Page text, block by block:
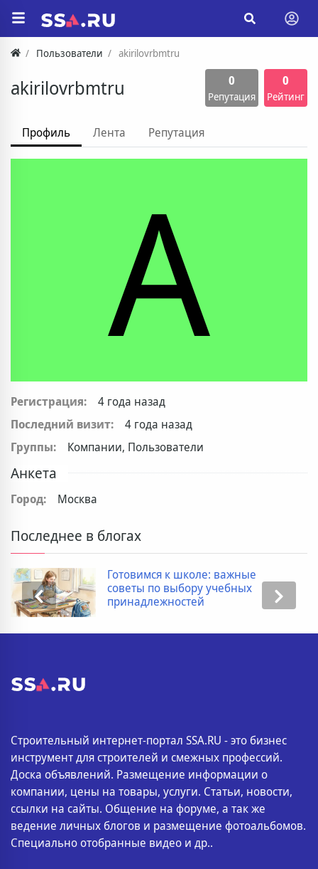
Пользователи akirilovrbmtru
akirilovrbmtru 0
Репутация
0
Рейтинг
Профиль Лента Репутация
A
Регистрация:
4 года назад
Последний визит:
4 года назад
Группы:
Компании, Пользователи
Анкета
Город: Москва
Последнее в блогах
Готовимся к школе: важные
советы по выбору учебных
принадлежностей
Строительный интернет-портал SSA.RU - это бизнес
инструмент для строителей и смежных профессий.
Доска объявлений. Размещение информации о
компании, цены на товары, услуги. Статьи, новости,
ссылки на сайты. Общение на форуме, а так же
ведение личных блогов и размещение фотоальбомов.
Специально отобранные видео и др..